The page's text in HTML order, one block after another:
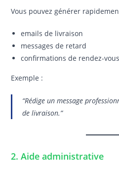
Vous pouvez générer
emails de livraison
messages de retard
confirmations de rendez-vous
Exemple :
“Rédige un message
de livraison.”
2. Aide administrative